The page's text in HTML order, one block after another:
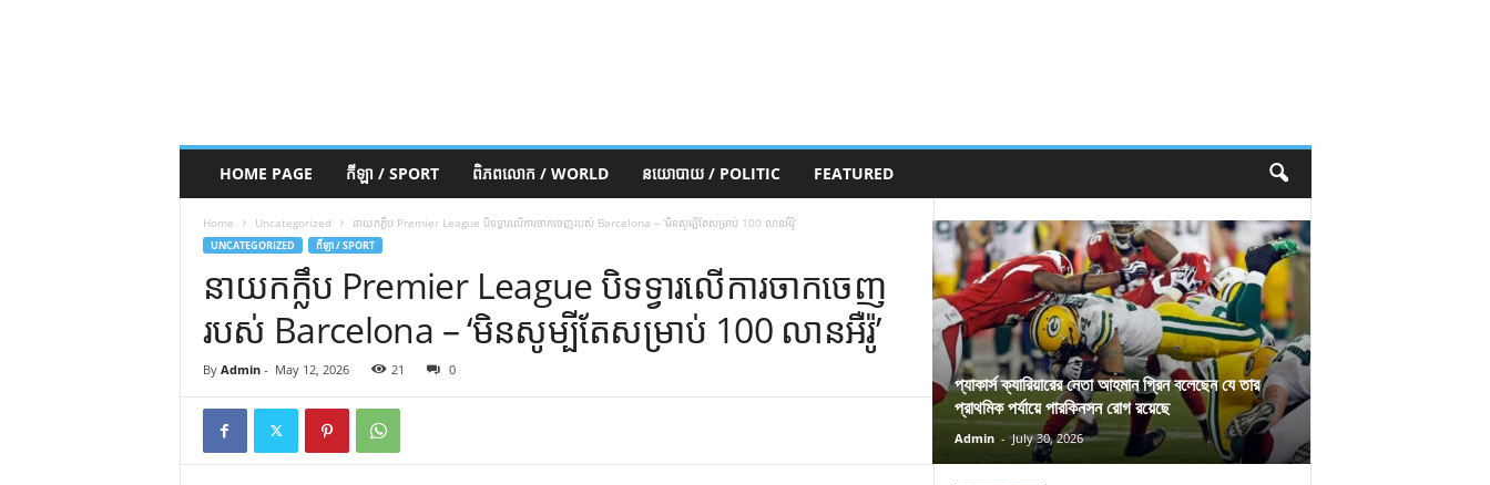
HOME PAGE កីឡា / SPORT ពិភពលោក / WORLD នយោបាយ / POLITIC FEATURED
Home Uncategorized នាយកក្លឹប Premier League បិទទ្វារលើការចាកចេញរបស់ Barcelona – ‘មិនសូម្បីតែសម្រាប់ 100 លានអឺរ៉ូ’
UNCATEGORIZED កីឡា / SPORT
នាយកក្លឹប Premier League បិទទ្វារលើការចាកចេញ
របស់ Barcelona – ‘មិនសូម្បីតែសម្រាប់ 100 លានអឺរ៉ូ’
By Admin- May 12, 2026 21 0
প্যাকার্স ক্যারিয়ারের নেতা আহমান গ্রিন বলেছেন যে তার
প্রাথমিক পর্যায়ে পারকিনসন রোগ রয়েছে
Admin - July 30, 2026